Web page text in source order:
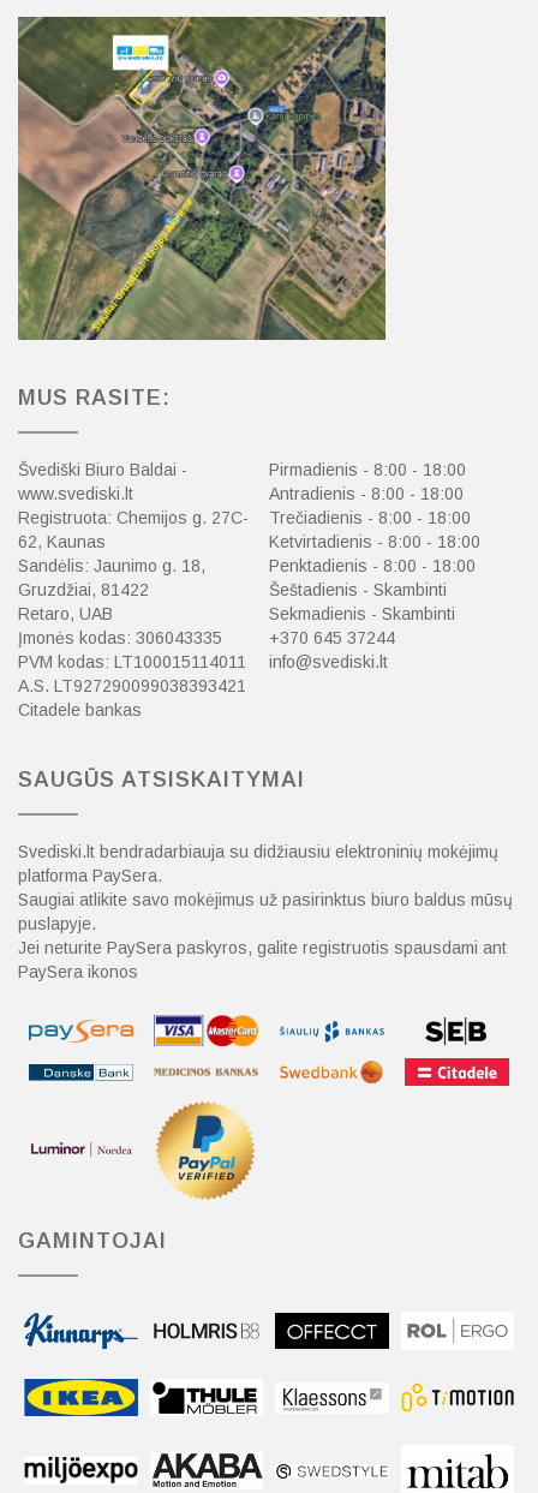
MUS RASITE:
Švediški Biuro Baldai -
www.svediski.lt
Registruota: Chemijos g. 27C-
62, Kaunas
Sandėlis: Jaunimo g. 18,
Gruzdžiai, 81422
Retaro, UAB
Įmonės kodas: 306043335
PVM kodas: LT100015114011
A.S. LT927290099038393421
Citadele bankas
Pirmadienis - 8:00 - 18:00
Antradienis - 8:00 - 18:00
Trečiadienis - 8:00 - 18:00
Ketvirtadienis - 8:00 - 18:00
Penktadienis - 8:00 - 18:00
Šeštadienis - Skambinti
Sekmadienis - Skambinti
+370 645 37244
info@svediski.lt
SAUGŪS ATSISKAITYMAI
Svediski.lt bendradarbiauja su didžiausiu elektroninių mokėjimų
platforma PaySera.
Saugiai atlikite savo mokėjimus už pasirinktus biuro baldus mūsų
puslapyje.
Jei neturite PaySera paskyros, galite registruotis spausdami ant
PaySera ikonos
GAMINTOJAI